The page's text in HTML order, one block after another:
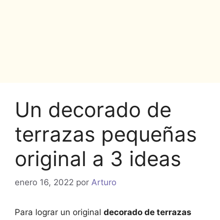
Un decorado de
terrazas pequeñas
original a 3 ideas
enero 16, 2022 por Arturo
Para lograr un original decorado de terrazas